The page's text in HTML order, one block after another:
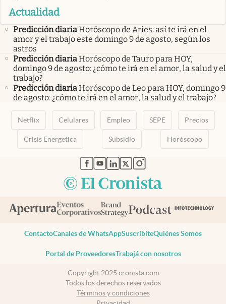
Actualidad
Predicción diariaHoróscopo de Aries: así te irá en el
amor y el trabajo este domingo 9 de agosto, según los
astros
Predicción diariaHoróscopo de Tauro para HOY,
domingo 9 de agosto: ¿cómo te irá en el amor, la salud y el
trabajo?
Predicción diariaHoróscopo de Leo para HOY, domingo 9
de agosto: ¿cómo te irá en el amor, la salud y el trabajo?
Netflix Celulares Empleo SEPE Precios
Crisis Energetica Subsidio Horóscopo
abre en nueva pestaña
abre en nueva pestaña
abre en nueva pestaña
abre en nueva pestaña
abre en nueva pestaña
ContactoCanales de WhatsAppSuscribiteQuiénes Somos
Portal de ProveedoresTrabajá con nosotros
Copyright 2025 cronista.com
Todos los derechos reservados
Términos y condiciones